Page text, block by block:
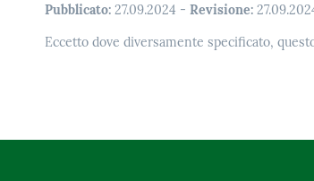
Pubblicato: 27.09.2024 - Revisione:
Eccetto dove diversamente specificato,